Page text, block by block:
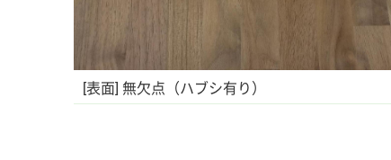
[表面] 無欠点（ハブシ有り）